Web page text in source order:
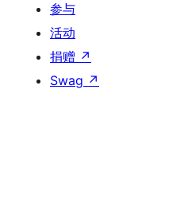
参与
活动
捐赠 ↗
Swag ↗